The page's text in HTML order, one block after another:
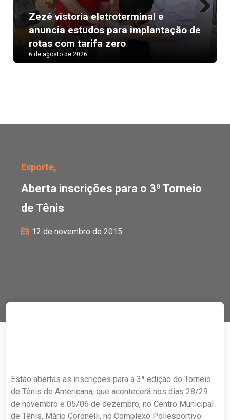
Zezé vistoria eletroterminal e
anuncia estudos para implantação de
rotas com tarifa zero
6 de agosto de 2026
Next
Esporte,
Aberta inscrições para o 3º Torneio
de Tênis
12 de novembro de 2015
Estão abertas as inscrições para a 3ª edição do Torneio
de Tênis de Americana, que acontecerá nos dias 28/29
de novembro e 05/06 de dezembro, no Centro Municipal
de Tênis, Mário Coronelli, no Complexo Poliesportivo